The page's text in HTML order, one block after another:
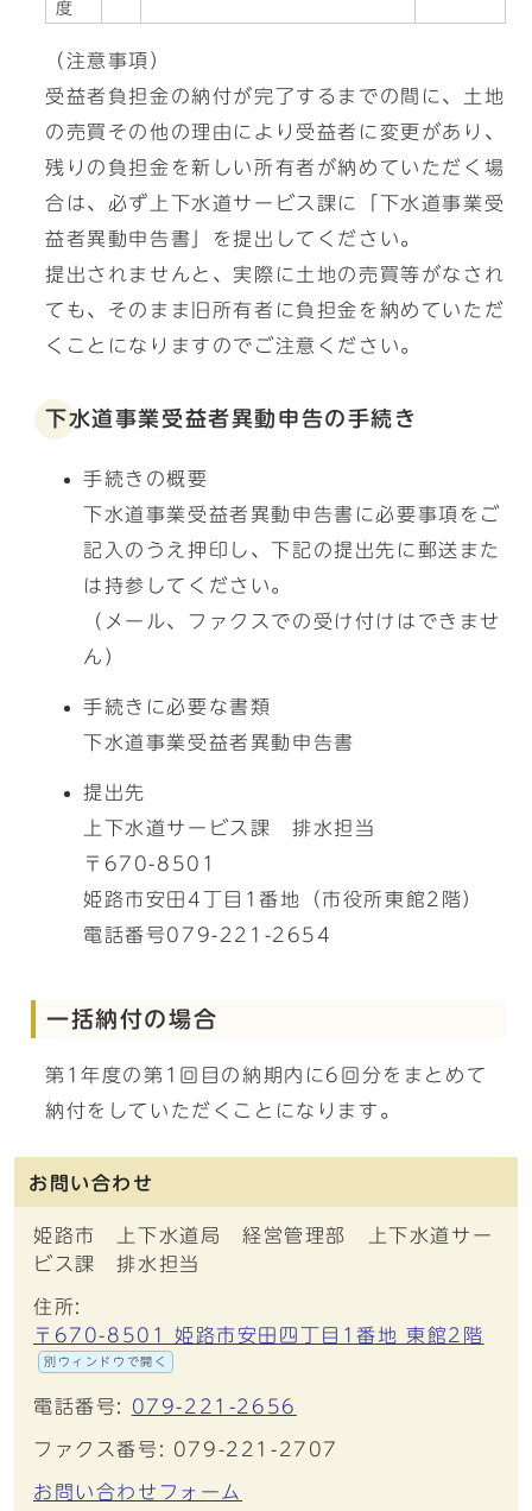
度
（注意事項）
受益者負担金の納付が完了するまでの間に、土地
の売買その他の理由により受益者に変更があり、
残りの負担金を新しい所有者が納めていただく場
合は、必ず上下水道サービス課に「下水道事業受
益者異動申告書」を提出してください。
提出されませんと、実際に土地の売買等がなされ
ても、そのまま旧所有者に負担金を納めていただ
くことになりますのでご注意ください。
下水道事業受益者異動申告の手続き
手続きの概要
下水道事業受益者異動申告書に必要事項をご
記入のうえ押印し、下記の提出先に郵送また
は持参してください。
（メール、ファクスでの受け付けはできませ
ん）
手続きに必要な書類
下水道事業受益者異動申告書
提出先
上下水道サービス課 排水担当
〒670-8501
姫路市安田4丁目1番地（市役所東館2階）
電話番号079-221-2654
一括納付の場合
第1年度の第1回目の納期内に6回分をまとめて
納付をしていただくことになります。
お問い合わせ
姫路市 上下水道局 経営管理部 上下水道サー
ビス課 排水担当
住所:
〒670-8501 姫路市安田四丁目1番地 東館2階
別ウィンドウで開く
電話番号: 079-221-2656
ファクス番号: 079-221-2707
お問い合わせフォーム